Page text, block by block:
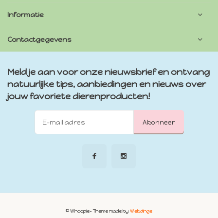
Informatie
Contactgegevens
Meld je aan voor onze nieuwsbrief en ontvang
natuurlijke tips, aanbiedingen en nieuws over
jouw favoriete dierenproducten!
Abonneer
© Whoopie- Theme made by Webdinge